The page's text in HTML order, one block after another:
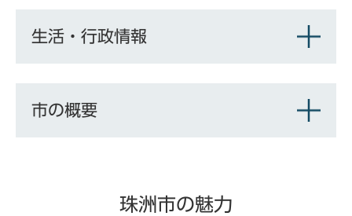
生活・行政情報
市の概要
珠洲市の魅力